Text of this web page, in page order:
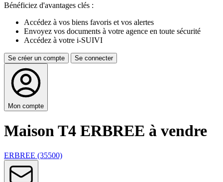
Bénéficiez d'avantages clés :
Accédez à vos biens favoris et vos alertes
Envoyez vos documents à votre agence en toute sécurité
Accédez à votre i-SUIVI
Se créer un compte Se connecter
Mon compte
Maison T4 ERBREE à vendre
ERBREE (35500)